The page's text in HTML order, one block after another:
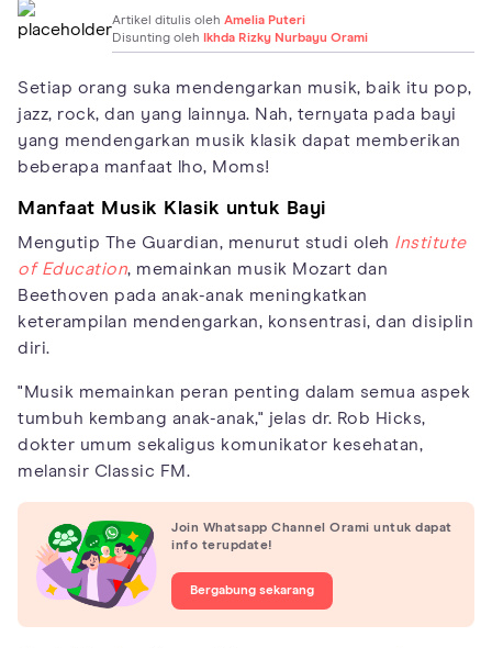
Artikel ditulis oleh Amelia Puteri
Disunting oleh
Ikhda Rizky Nurbayu Orami
Setiap orang suka mendengarkan musik, baik itu pop,
jazz, rock, dan yang lainnya. Nah, ternyata pada bayi
yang mendengarkan musik klasik dapat memberikan
beberapa manfaat lho, Moms!
Manfaat Musik Klasik untuk Bayi
Mengutip The Guardian, menurut studi oleh Institute
of Education, memainkan musik Mozart dan
Beethoven pada anak-anak meningkatkan
keterampilan mendengarkan, konsentrasi, dan disiplin
diri.
"Musik memainkan peran penting dalam semua aspek
tumbuh kembang anak-anak," jelas dr. Rob Hicks,
dokter umum sekaligus komunikator kesehatan,
melansir Classic FM.
Join Whatsapp Channel Orami untuk dapat
info terupdate!
Bergabung sekarang